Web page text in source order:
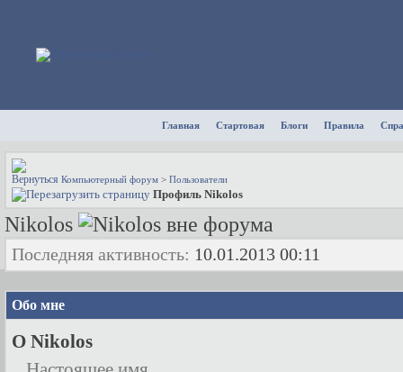
Главная Стартовая Блоги Правила
Компьютерный форум > Пользователи
Профиль Nikolos
Nikolos
Последняя активность: 10.01.2013 00:11
Обо мне
О Nikolos